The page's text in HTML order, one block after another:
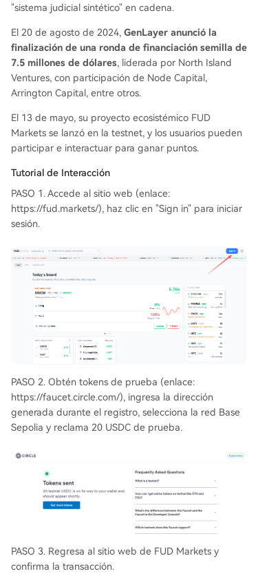
"sistema judicial sintético" en cadena.
El 20 de agosto de 2024, GenLayer anunció la
finalización de una ronda de financiación semilla de
7.5 millones de dólares, liderada por North Island
Ventures, con participación de Node Capital,
Arrington Capital, entre otros.
El 13 de mayo, su proyecto ecosistémico FUD
Markets se lanzó en la testnet, y los usuarios pueden
participar e interactuar para ganar puntos.
Tutorial de Interacción
PASO 1. Accede al sitio web (enlace:
https://fud.markets/), haz clic en "Sign in" para iniciar
sesión.
PASO 2. Obtén tokens de prueba (enlace:
https://faucet.circle.com/), ingresa la dirección
generada durante el registro, selecciona la red Base
Sepolia y reclama 20 USDC de prueba.
PASO 3. Regresa al sitio web de FUD Markets y
confirma la transacción.